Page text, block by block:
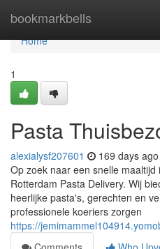
bookmarkbells
Home
Home
1
Pasta
alexialysf207601 169 days ago
Op zoek naar een snelle
Rotterdam Pasta Delivery. Wij
heerlijke pasta's, gerechten en
professionele koeriers zorgen
https://